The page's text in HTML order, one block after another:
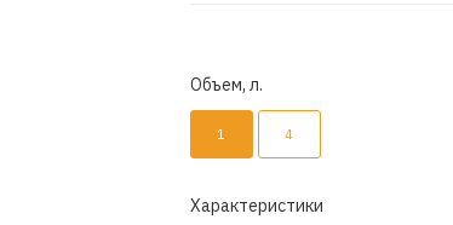
Объем, л.
1 4
Характеристики